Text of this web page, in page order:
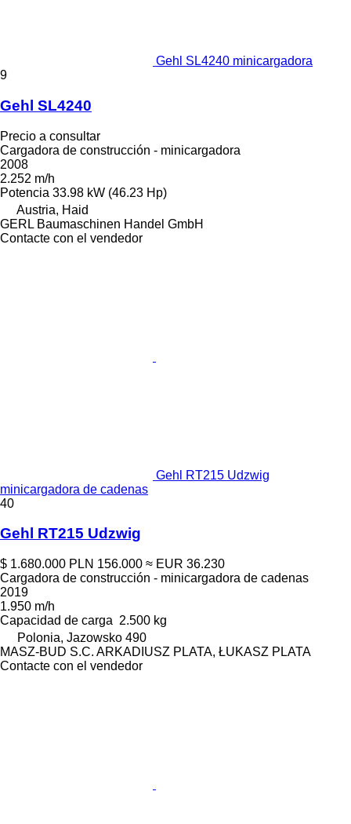
Gehl SL4240 minicargadora
9
Gehl SL4240
Precio a consultar
Cargadora de construcción - minicargadora
2008
2.252 m/h
Potencia 33.98 kW (46.23 Hp)
Austria, Haid
GERL Baumaschinen Handel GmbH
Contacte con el vendedor
Gehl RT215 Udzwig
minicargadora de cadenas
40
Gehl RT215 Udzwig
$ 1.680.000 PLN 156.000 ≈ EUR 36.230
Cargadora de construcción - minicargadora de cadenas
2019
1.950 m/h
Capacidad de carga 2.500 kg
Polonia, Jazowsko 490
MASZ-BUD S.C. ARKADIUSZ PLATA, ŁUKASZ PLATA
Contacte con el vendedor